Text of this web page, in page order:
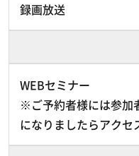
録画放送
WEBセミナー
※ご予約者様には参加
になりましたらアクセ